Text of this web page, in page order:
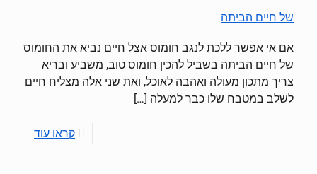
של חיים הביתה
אם אי אפשר ללכת לנגב חומוס אצל חיים נביא את החומוס
של חיים הביתה בשביל להכין חומוס טוב, משביע ובריא
צריך מתכון מעולה ואהבה לאוכל, ואת שני אלה מצליח חיים
לשלב במטבח שלו כבר למעלה […]
קראו עוד